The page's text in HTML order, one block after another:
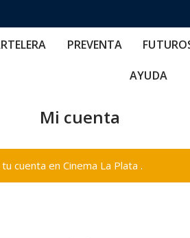
PREVENTA
AYUDA
Mi cuenta
cuenta en Cinema La Plata .